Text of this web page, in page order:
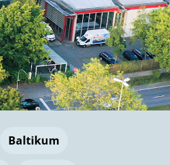
Baltikum